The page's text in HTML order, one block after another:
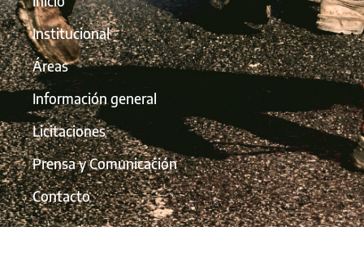
Institucional
Áreas
Información general
Licitaciones
Prensa y Comunicación
Contacto